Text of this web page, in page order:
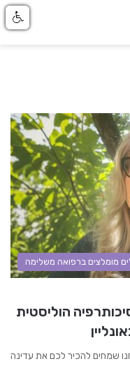
מומלצים ברפואה משלימה
הוליסטית
שמחים להכיר לכם את עדינה